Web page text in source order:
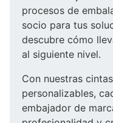
procesos de
socio para tus
descubre cómo
al siguiente nivel.
Con nuestras
personalizables,
embajador de